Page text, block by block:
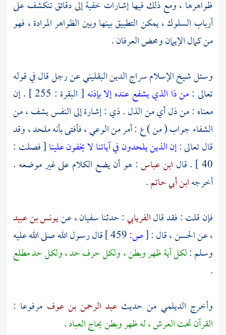
ظواهرها ، ومع ذلك فيها إشارات خفية إلى دقائق تنكشف على
أرباب السلوك ، يمكن التطبيق بينها وبين الظواهر المرادة ، فهو
من كمال الإيمان ومحض العرفان .
وسئل شيخ الإسلامسراج الدين البقلينيعن رجل قال في قوله
تعالى :من ذا الذي يشفع عنده إلا بإذنه
[ البقرة : 255 ] . إن
معناه : من ذل أي من الذل . ذي : إشارة إلى النفس يشف ، من
الشفاء جواب ( من ) ع : أمر من الوعي ، فأفتى بأنه ملحد ، وقد
قال تعالى :إن الذين يلحدون في آياتنا لا يخفون علينا[ فصلت :
40 ] . قال
ابن عباس: هو أن يضع الكلام على غير موضعه .
أخرجهابن أبي حاتم.
فإن قلت : فقد قالالفريابي: حدثناسفيان ،عنيونس بن عبيد
،عنالحسن ،قال :[ص:
قال رسول الله صلى الله عليه
وسلم :لكل آية ظهر وبطن ، ولكل حرف حد ، ولكل حد مطلع
.
وأخرج الديلمي من حديث عبد الرحمن بن عوف مرفوعا :
القرآن تحت العرش ، له ظهر وبطن يحاج العباد.